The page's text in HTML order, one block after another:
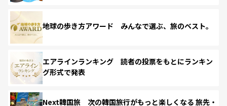
地球の歩き方アワード みんなで選ぶ、旅のベスト。
エアラインランキング 読者の投票をもとにランキン
グ形式で発表
Next韓国旅 次の韓国旅行がもっと楽しくなる 旅先・